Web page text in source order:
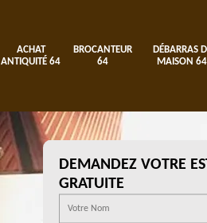
ACHAT
ANTIQUITÉ 64
BROCANTEUR
64
DÉBARRAS
MAISON 64
DEMANDEZ VOTRE
GRATUITE